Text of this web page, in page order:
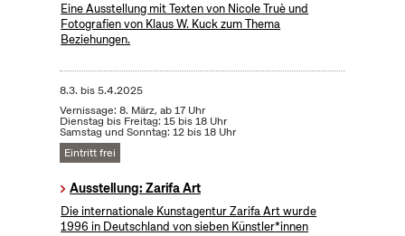
Eine Ausstellung mit Texten von Nicole Truè und
Fotografien von Klaus W. Kuck zum Thema
Beziehungen.
8.3. bis5.4.2025
Vernissage: 8. März, ab 17 Uhr
Dienstag bis Freitag: 15 bis 18 Uhr
Samstag und Sonntag: 12 bis 18 Uhr
Eintritt frei
Ausstellung: Zarifa Art
Die internationale Kunstagentur Zarifa Art wurde
1996 in Deutschland von sieben Künstler*innen